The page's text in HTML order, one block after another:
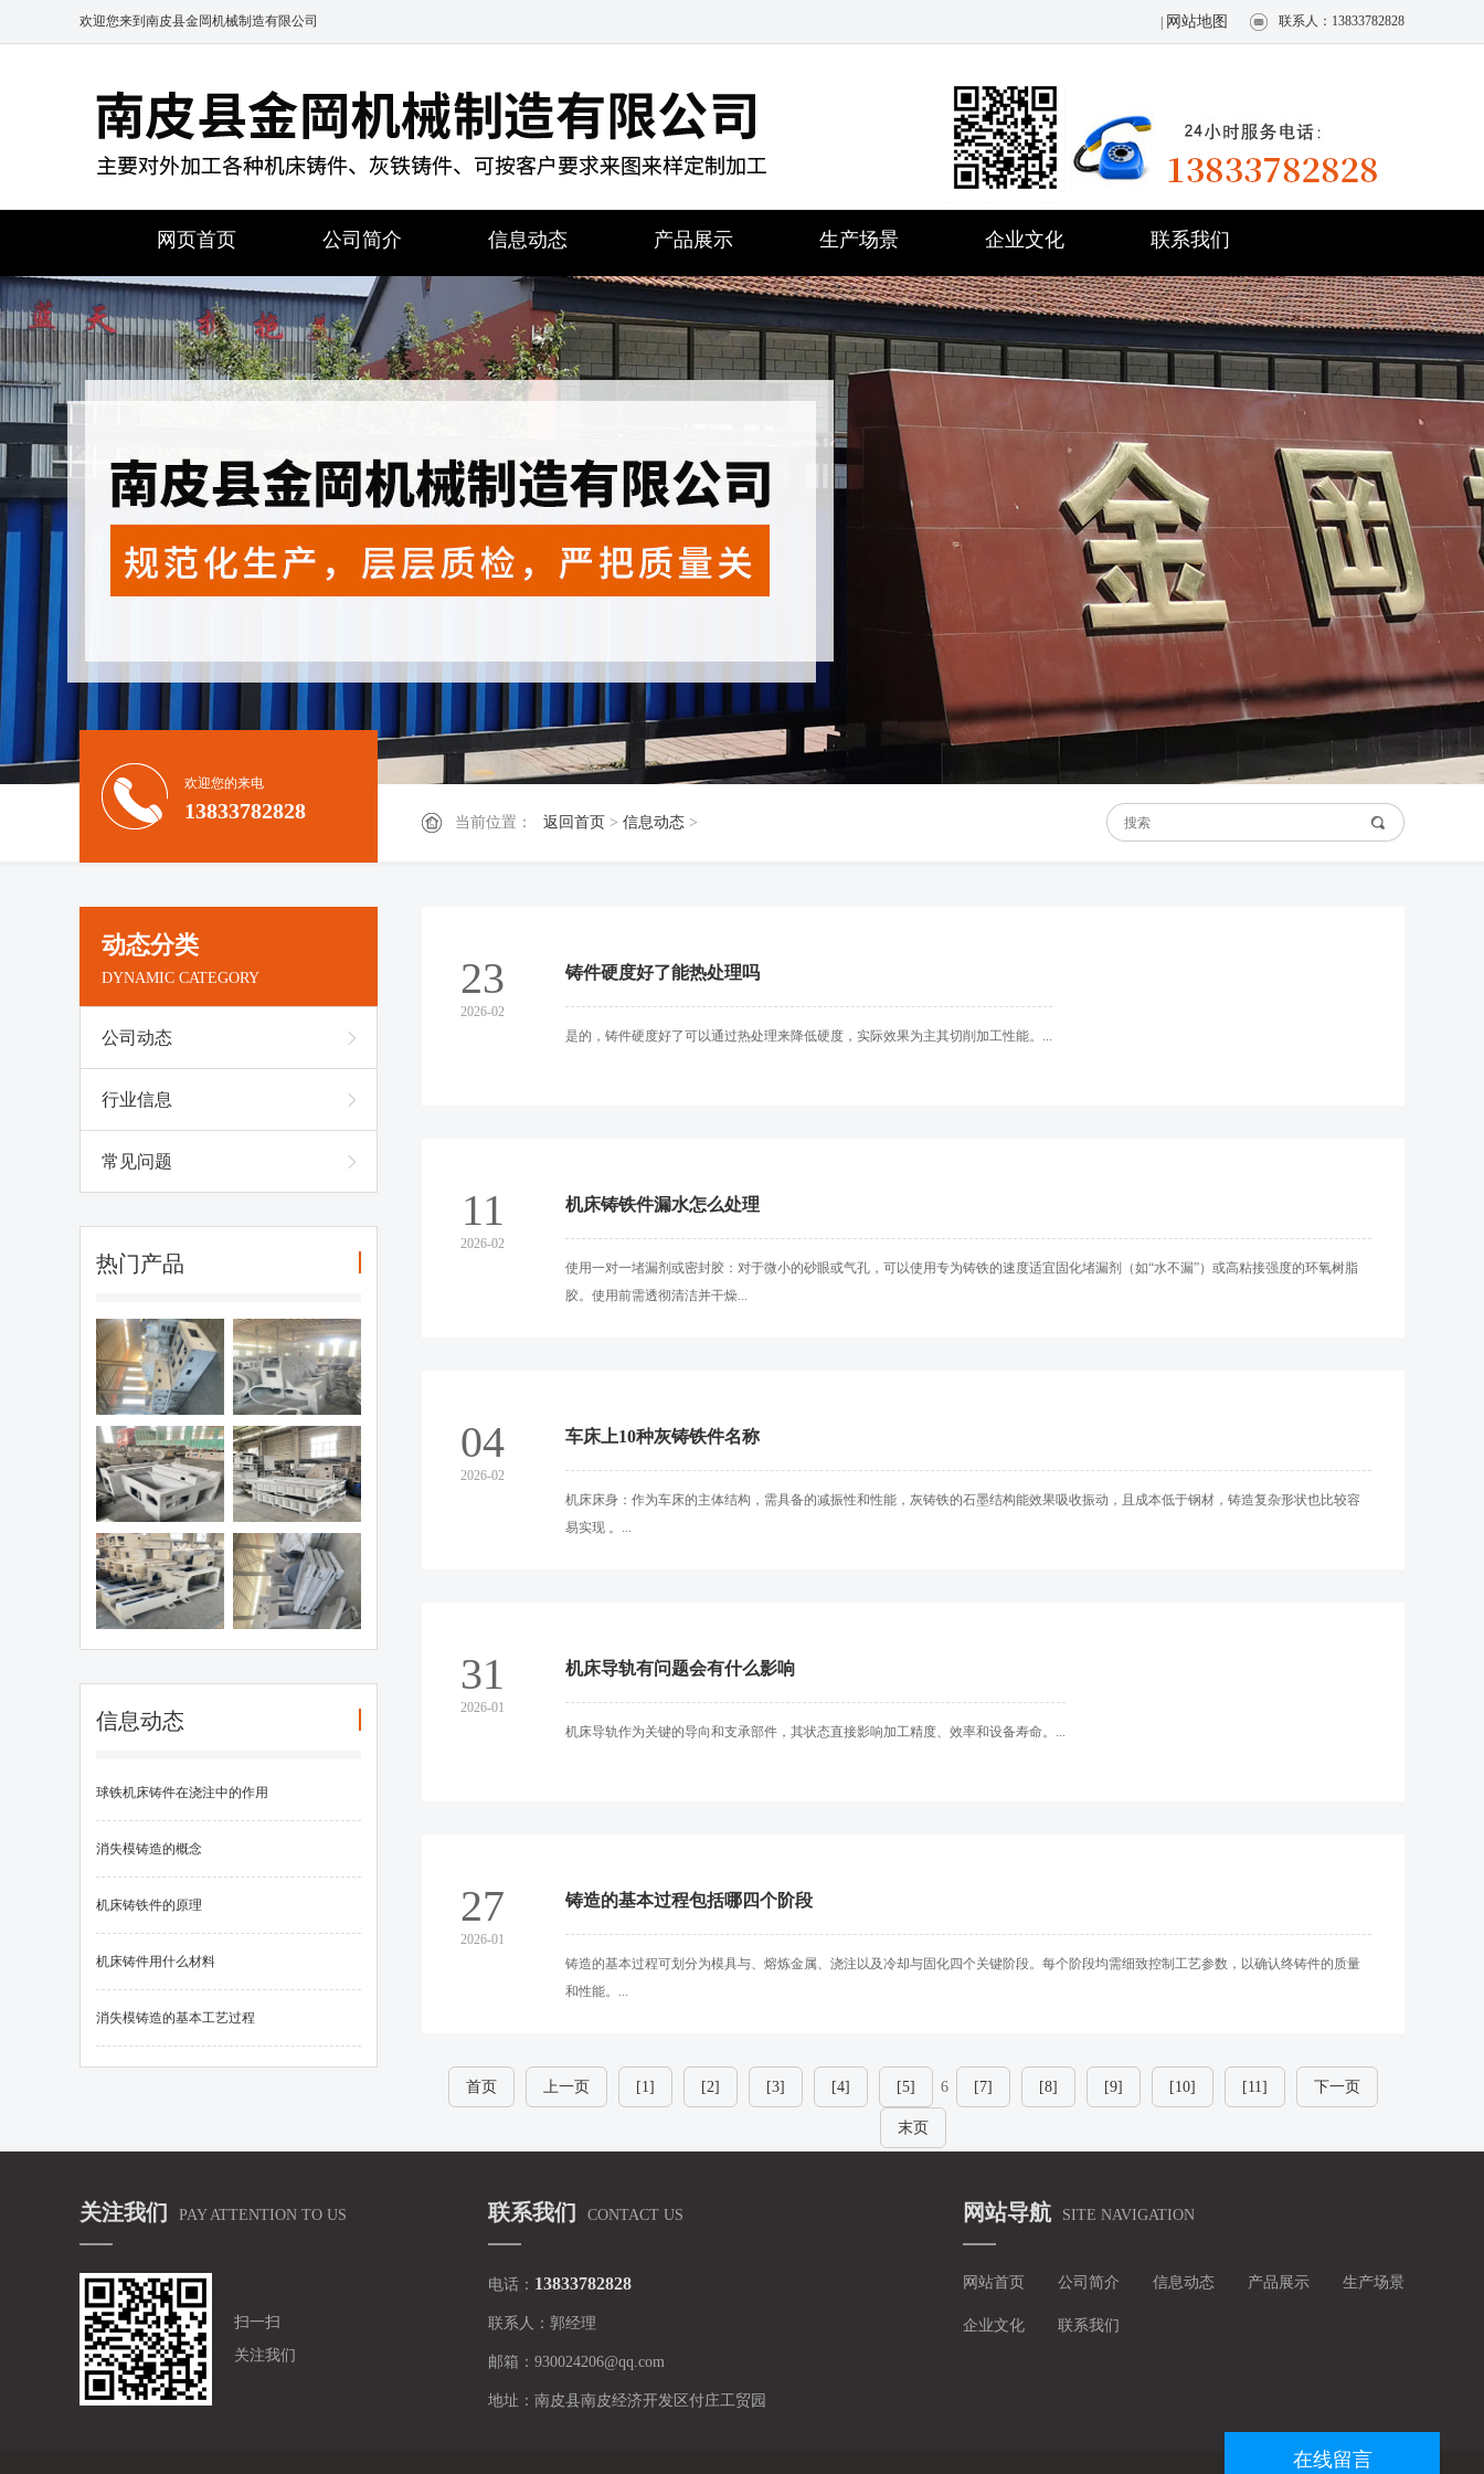
欢迎您来到南皮县金岡机械制造有限公司 联系人：13833782828
网站地图
网页首页 公司简介 信息动态 产品展示 生产场景 企业文化 联系我们
当前位置： 返回首页 > 信息动态 >
欢迎您的来电
13833782828
动态分类
DYNAMIC CATEGORY
公司动态
行业信息
常见问题
热门产品
台州机床机头铸
件作用
台州机床灰铁铸
件作用
台州机床铸件2
信息动态
球铁机床铸件在浇注中的作用
消失模铸造的概念
机床铸铁件的原理
机床铸件用什么材料
消失模铸造的基本工艺过程
23
2026-02
铸件硬度好了能热处理吗
是的，铸件硬度好了可以通过热处理来降低硬度，实际效果为主其切削加工性能。...
11
2026-02
机床铸铁件漏水怎么处理
使用一对一堵漏剂或密封胶‌：对于微小的砂眼或气孔，可以使用专为铸铁的速度适宜固化堵漏剂（如“水不漏”）或高粘接强度的环氧树脂
胶。使用前需透彻清洁并干燥...
04
2026-02
车床上10种灰铸铁件名称
‌机床床身‌：作为车床的主体结构，需具备的减振性和性能，灰铸铁的石墨结构能效果吸收振动，且成本低于钢材，铸造复杂形状也比较容
易实现‌ 。...
31
2026-01
机床导轨有问题会有什么影响
机床导轨作为关键的导向和支承部件，其状态直接影响加工精度、效率和设备寿命。...
27
2026-01
铸造的基本过程包括哪四个阶段
铸造的基本过程可划分为模具与、熔炼金属、浇注以及冷却与固化四个关键阶段。每个阶段均需细致控制工艺参数，以确认终铸件的质量
和性能。...
首页 上一页 [1] [2] [3] [4] [5] 6 [7] [8] [9] [10] [11] 下一页
末页
关注我们 PAY ATTENTION TO US
扫一扫
关注我们
联系我们 CONTACT US
电话： 13833782828
联系人： 郭经理
邮箱： 930024206@qq.com
地址： 南皮县南皮经济开发区付庄工贸园
网站导航 SITE NAVIGATION
网站首页 公司简介 信息动态 产品展示 生产场景
企业文化 联系我们
在线留言